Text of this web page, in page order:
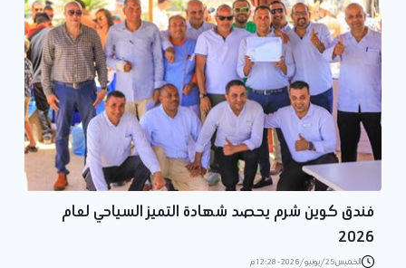
فندق كوين شرم يحصد شهادة التميز السياحي لعام
2026
الخميس 25/يونيو/2026 - 12:28 م